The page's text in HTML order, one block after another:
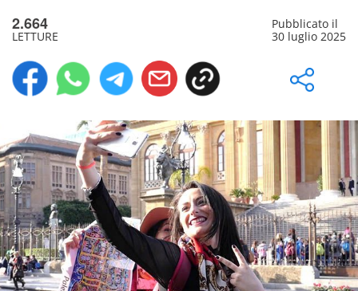
2.664
LETTURE
Pubblicato il
30 luglio 2025